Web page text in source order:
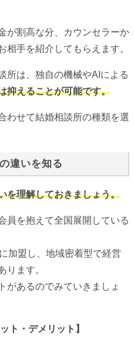
が割高な分、カウンセラーか
相手を紹介してもらえます。
所は、独自の機械やAIによる
抑えることが可能です。
わせて結婚相談所の種類を選
違いを知る
を理解しておきましょう。
員を抱えて全国展開している
加盟し、地域密着型で経営
ります。
があるのでみていきましょ
ト・デメリット】